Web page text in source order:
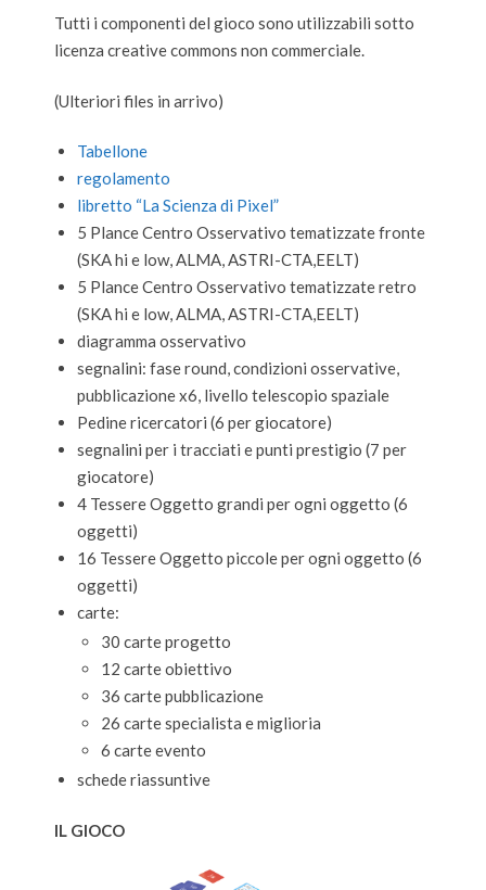
Tutti i componenti del gioco sono utilizzabili sotto
licenza creative commons non commerciale.
(Ulteriori files in arrivo)
Tabellone
regolamento
libretto “La Scienza di Pixel”
5 Plance Centro Osservativo tematizzate fronte
(SKA hi e low, ALMA, ASTRI-CTA,EELT)
5 Plance Centro Osservativo tematizzate retro
(SKA hi e low, ALMA, ASTRI-CTA,EELT)
diagramma osservativo
segnalini: fase round, condizioni osservative,
pubblicazione x6, livello telescopio spaziale
Pedine ricercatori (6 per giocatore)
segnalini per i tracciati e punti prestigio (7 per
giocatore)
4 Tessere Oggetto grandi per ogni oggetto (6
oggetti)
16 Tessere Oggetto piccole per ogni oggetto (6
oggetti)
carte:
30 carte progetto
12 carte obiettivo
36 carte pubblicazione
26 carte specialista e miglioria
6 carte evento
schede riassuntive
IL GIOCO